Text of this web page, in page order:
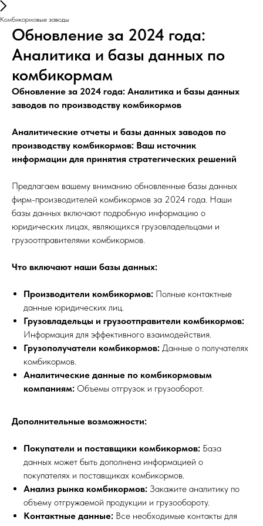
Комбикормовые заводы
Обновление за 2024 года:
Аналитика и базы данных по
комбикормам
Обновление за 2024 года: Аналитика и базы данных
заводов по производству комбикормов
Аналитические отчеты и базы данных заводов по
производству комбикормов: Ваш источник
информации для принятия стратегических решений
Предлагаем вашему вниманию обновленные базы данных
фирм-производителей комбикормов за 2024 года. Наши
базы данных включают подробную информацию о
юридических лицах, являющихся грузовладельцами и
грузоотправителями комбикормов.
Что включают наши базы данных:
Производители комбикормов: Полные контактные
данные юридических лиц.
Грузовладельцы и грузоотправители комбикормов:
Информация для эффективного взаимодействия.
Грузополучатели комбикормов: Данные о получателях
комбикормов.
Аналитические данные по комбикормовым
компаниям: Объемы отгрузок и грузооборот.
Дополнительные возможности:
Покупатели и поставщики комбикормов: База
данных может быть дополнена информацией о
покупателях и поставщиках комбикормов.
Анализ рынка комбикормов: Закажите аналитику по
объему отгружаемой продукции и грузообороту.
Контактные данные: Все необходимые контакты для